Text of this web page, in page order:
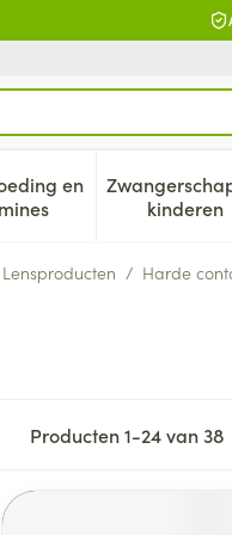
verzorging
en
Toon submenu voorkinderen
Lensproducten / Harde
Producten1-24van38